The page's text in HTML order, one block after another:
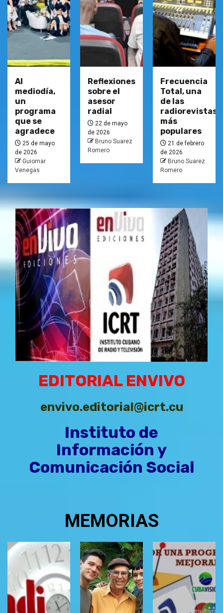
Al
mediodía,
un
programa
que se
agradece
25 de mayo
de 2026
Guiomar
Venegas
Reflexiones
sobre el
asesor
radial
22 de mayo
de 2026
Bruno Suarez
Romero
Frecuencia
Total, una
de las
radiorevistas
más
populares
21 de febrero
de 2026
Bruno Suarez
Romero
EDITORIAL ENVIVO
envivo.editorial@icrt.cu
Instituto de
Información y
Comunicación Social
MEMORIAS